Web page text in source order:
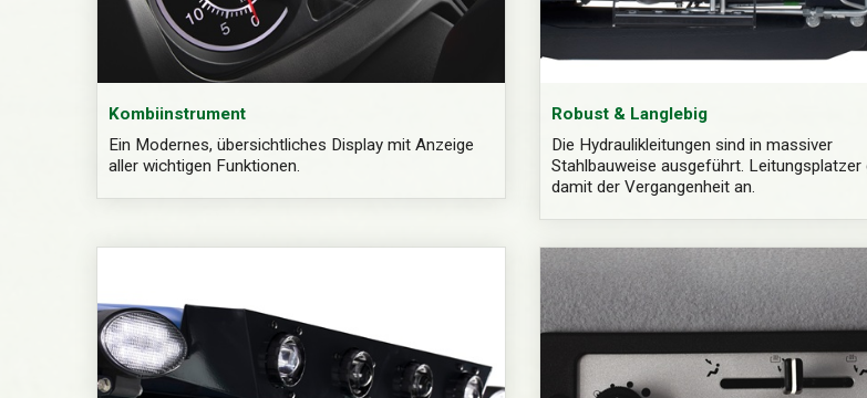
Kombiinstrument
Ein Modernes, übersichtliches Display mit Anzeige
aller wichtigen Funktionen.
Robust & Langlebig
Die Hydraulikleitungen sind in massiver
Stahlbauweise ausgeführt. Leitungsplatzer
damit der Vergangenheit an.